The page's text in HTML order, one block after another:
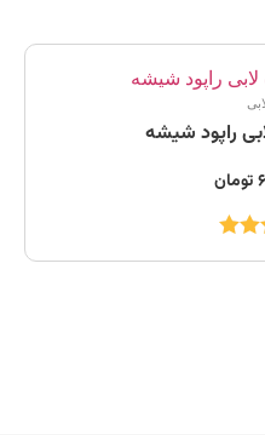
راپود شیشه
تومان